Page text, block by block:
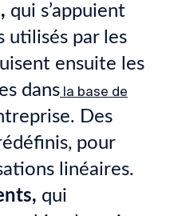
qui s’appuient
utilisés par les
ensuite les
dans la base de
Des
pour
linéaires.
qui